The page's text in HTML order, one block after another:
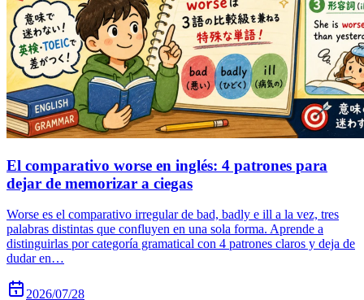
El comparativo worse en inglés: 4 patrones para
dejar de memorizar a ciegas
Worse es el comparativo irregular de bad, badly e ill a la vez, tres
palabras distintas que confluyen en una sola forma. Aprende a
distinguirlas por categoría gramatical con 4 patrones claros y deja de
dudar en…
2026/07/28